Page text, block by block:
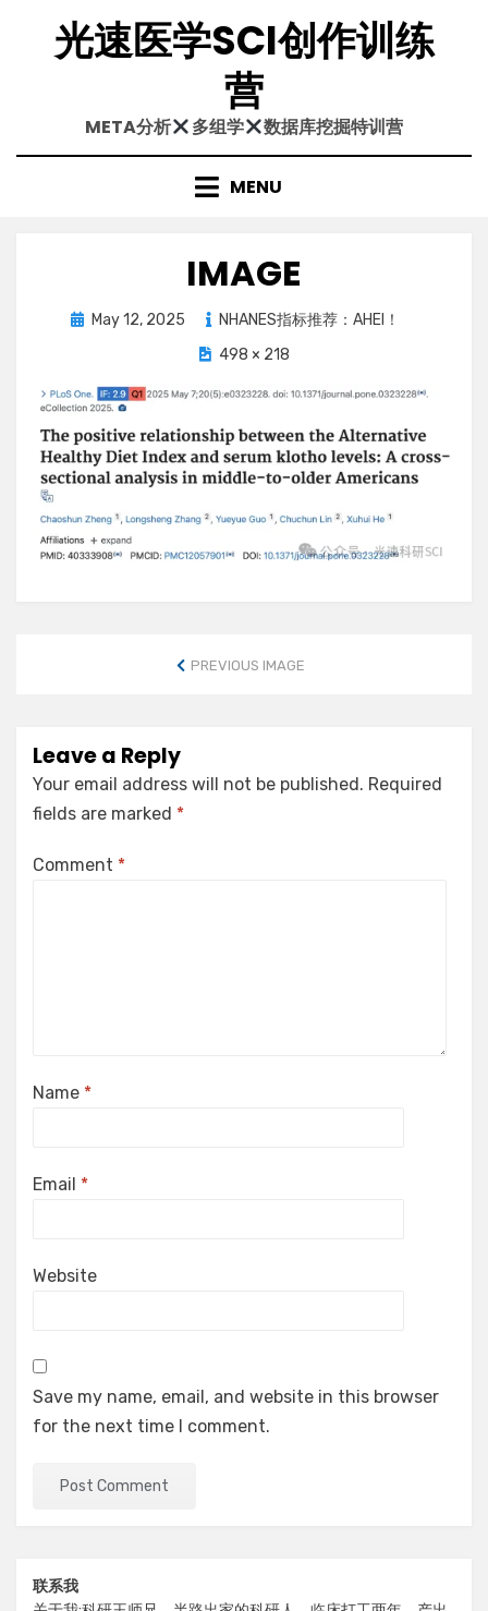
content光速医学SCI创作训练
营
META分析 多组学 数据库挖掘特训营
MENU
IMAGE
PostedMay 12, 2025
NHANES指标推荐：AHEI！
498 × 218
PREVIOUS IMAGE
Leave a Reply
Your email address will not be published. Required
fields are marked *
Comment *
Name *
Email *
Website
Save my name, email, and website in this browser
for the next time I comment.
联系我